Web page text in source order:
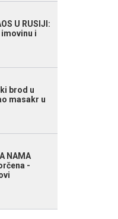
U RUSIJI:
i
brod u
masakr u
NAMA
-